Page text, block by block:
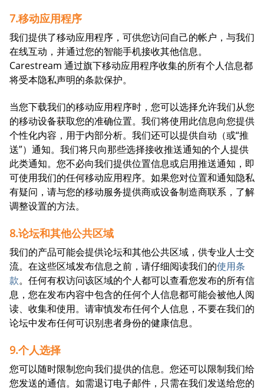
7.移动应用程序
我们提供了移动应用程序，可供您访问自己的帐户，与我们
在线互动，并通过您的智能手机接收其他信息。
Carestream 通过旗下移动应用程序收集的所有个人信息都
将受本隐私声明的条款保护。
当您下载我们的移动应用程序时，您可以选择允许我们从您
的移动设备获取您的准确位置。我们将使用此信息向您提供
个性化内容，用于内部分析。我们还可以提供自动（或“推
送”）通知。我们将只向那些选择接收推送通知的个人提供
此类通知。您不必向我们提供位置信息或启用推送通知，即
可使用我们的任何移动应用程序。如果您对位置和通知隐私
有疑问，请与您的移动服务提供商或设备制造商联系，了解
调整设置的方法。
8.论坛和其他公共区域
我们的产品可能会提供论坛和其他公共区域，供专业人士交
流。在这些区域发布信息之前，请仔细阅读我们的使用条
款。任何有权访问该区域的个人都可以查看您发布的所有信
息，您在发布内容中包含的任何个人信息都可能会被他人阅
读、收集和使用。请审慎发布任何个人信息，不要在我们的
论坛中发布任何可识别患者身份的健康信息。
9.个人选择
您可以随时限制您向我们提供的信息。您还可以限制我们给
您发送的通信。如需退订电子邮件，只需在我们发送给您的